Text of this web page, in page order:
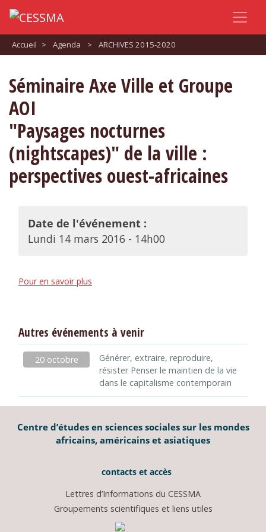
Accueil > Agenda > ARCHIVES 2015-2020
Séminaire Axe Ville et Groupe
AOI
"Paysages nocturnes
(nightscapes)" de la ville :
perspectives ouest-africaines
Date de l'événement :
Lundi 14 mars 2016 - 14h00
Pour en savoir plus
Autres événements à venir
20 octobre
Générer, extraire, reproduire,
résister Penser le maintien de la vie
dans le capitalisme contemporain
Centre d’études en sciences sociales sur les mondes
africains, américains et asiatiques
contacts et accès
Lettres d’Informations du CESSMA
Groupements scientifiques et liens utiles